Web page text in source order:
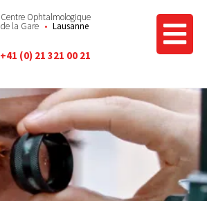
Centre Ophtalmologique
de la Gare Lausanne
+41 (0) 21 321 00 21